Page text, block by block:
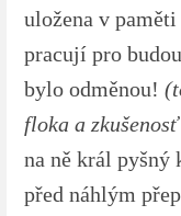
uložena v
pracují pro
bylo odměnou!
floka a
na ně král pyšný
před náhlým